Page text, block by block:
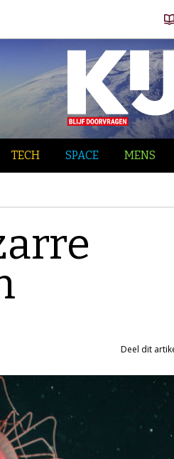
TECH SPACE MENS
Deel dit